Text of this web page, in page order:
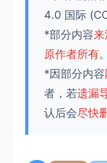
4.0 国际
*部分内容来
原作者所有。
*因部分内容
者，若遗漏
认后会尽快